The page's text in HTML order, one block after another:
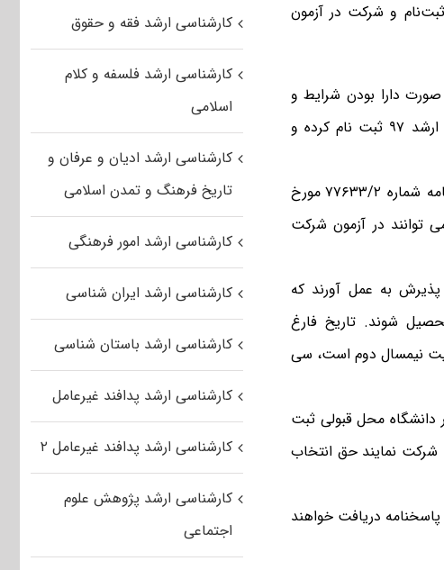
و شرکت در آزمون
دارا بودن شرایط و
ضوابط عمومی و اختصاصی در آزمون ورودی در زمان ثبت نام کنکور ارشد ۹۷ ثبت نام کرده و
در صورتی که مشمول آئین نامه شماره ۷۷۶۳۳/۲ مورخ
می توانند در آزمون شرکت
به عمل آورند که
همان سال (سال ۱۳۹۷) فارغ التحصیل شوند. تاریخ فارغ
نیمسال دوم است، سی
دانشگاه محل قبولی ثبت
نام کرده و چه ثبت نام نکرده باشند در صورتی که در آزمون سال ۱۳۹۷ شرکت نمایند حق انتخاب
دریافت خواهند
کارشناسی ارشد فقه و حقوق
کارشناسی ارشد فلسفه و کلام
اسلامی
کارشناسی ارشد ادیان و عرفان و
تاریخ فرهنگ و تمدن اسلامی
کارشناسی ارشد امور فرهنگی
کارشناسی ارشد ایران شناسی
کارشناسی ارشد باستان شناسی
کارشناسی ارشد پدافند غیرعامل
کارشناسی ارشد پدافند غیرعامل ۲
کارشناسی ارشد پژوهش علوم
اجتماعی